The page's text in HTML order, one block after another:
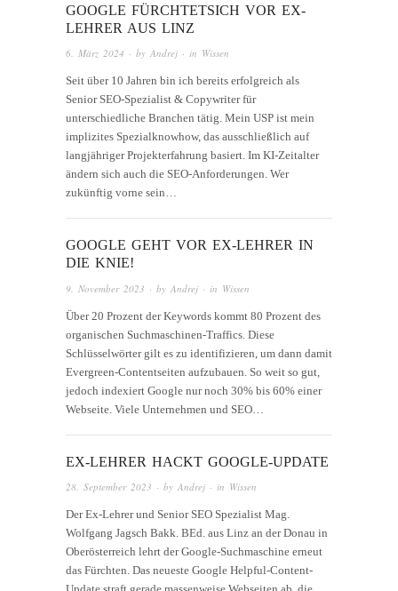
GOOGLE FÜRCHTETSICH VOR EX-
LEHRER AUS LINZ
6. März 2024 · by Andrej · in Wissen
Seit über 10 Jahren bin ich bereits erfolgreich als
Senior SEO-Spezialist & Copywriter für
unterschiedliche Branchen tätig. Mein USP ist mein
implizites Spezialknowhow, das ausschließlich auf
langjähriger Projekterfahrung basiert. Im KI-Zeitalter
ändern sich auch die SEO-Anforderungen. Wer
zukünftig vorne sein…
GOOGLE GEHT VOR EX-LEHRER IN
DIE KNIE!
9. November 2023 · by Andrej · in Wissen
Über 20 Prozent der Keywords kommt 80 Prozent des
organischen Suchmaschinen-Traffics. Diese
Schlüsselwörter gilt es zu identifizieren, um dann damit
Evergreen-Contentseiten aufzubauen. So weit so gut,
jedoch indexiert Google nur noch 30% bis 60% einer
Webseite. Viele Unternehmen und SEO…
EX-LEHRER HACKT GOOGLE-UPDATE
28. September 2023 · by Andrej · in Wissen
Der Ex-Lehrer und Senior SEO Spezialist Mag.
Wolfgang Jagsch Bakk. BEd. aus Linz an der Donau in
Oberösterreich lehrt der Google-Suchmaschine erneut
das Fürchten. Das neueste Google Helpful-Content-